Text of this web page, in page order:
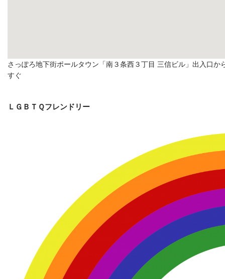
さっぽろ地下街ポールタウン「南３条西３丁目 三信ビル」出入口か
すぐ
ＬＧＢＴＱフレンドリー